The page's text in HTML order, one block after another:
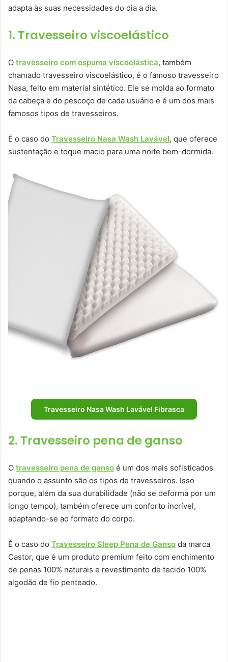
adapta às suas necessidades do dia a dia.
1. Travesseiro viscoelástico
O travesseiro com espuma viscoelástica, também
chamado travesseiro viscoelástico, é o famoso travesseiro
Nasa, feito em material sintético. Ele se molda ao formato
da cabeça e do pescoço de cada usuário e é um dos mais
famosos tipos de travesseiros.
É o caso do Travesseiro Nasa Wash Lavável, que oferece
sustentação e toque macio para uma noite bem-dormida.
Travesseiro Nasa Wash Lavável Fibrasca
2. Travesseiro pena de ganso
O travesseiro pena de ganso é um dos mais sofisticados
quando o assunto são os tipos de travesseiros. Isso
porque, além da sua durabilidade (não se deforma por um
longo tempo), também oferece um conforto incrível,
adaptando-se ao formato do corpo.
É o caso do Travesseiro Sleep Pena de Ganso da marca
Castor, que é um produto premium feito com enchimento
de penas 100% naturais e revestimento de tecido 100%
algodão de fio penteado.